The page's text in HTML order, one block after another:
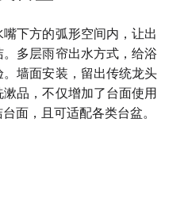
下方的弧形空间内，让出
多层雨帘出水方式，给浴
墙面安装，留出传统龙头
品，不仅增加了台面使用
面，且可适配各类台盆。